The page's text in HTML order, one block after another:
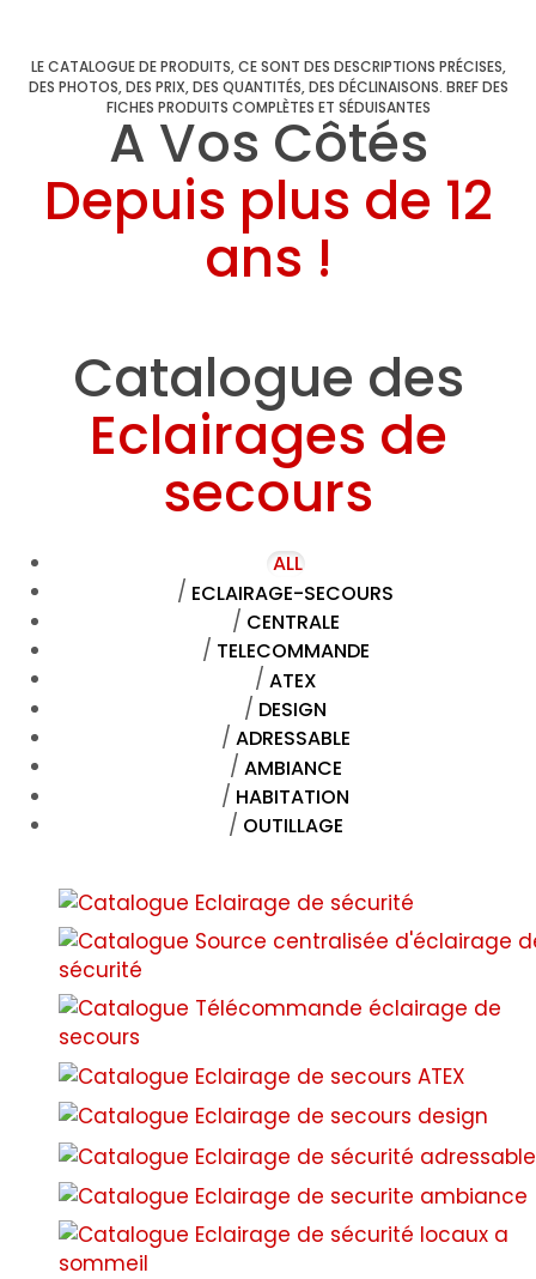
LE CATALOGUE DE PRODUITS, CE SONT DES DESCRIPTIONS PRÉCISES,
DES PHOTOS, DES PRIX, DES QUANTITÉS, DES DÉCLINAISONS. BREF DES
FICHES PRODUITS COMPLÈTES ET SÉDUISANTES
A Vos Côtés
Depuis plus de 12
ans !
Catalogue des
Eclairages de
secours
ALL
ECLAIRAGE-SECOURS
CENTRALE
TELECOMMANDE
ATEX
DESIGN
ADRESSABLE
AMBIANCE
HABITATION
OUTILLAGE